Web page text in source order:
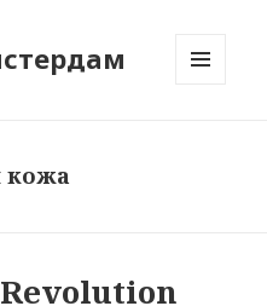
кожа